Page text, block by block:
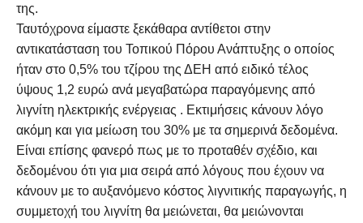
της.
Ταυτόχρονα είμαστε ξεκάθαρα αντίθετοι στην
αντικατάσταση του Τοπικού Πόρου Ανάπτυξης ο οποίος
ήταν στο 0,5% του τζίρου της ΔΕΗ από ειδικό τέλος
ύψους 1,2 ευρώ ανά μεγαβατώρα παραγόμενης από
λιγνίτη ηλεκτρικής ενέργειας . Εκτιμήσεις κάνουν λόγο
ακόμη και για μείωση του 30% με τα σημερινά δεδομένα.
Είναι επίσης φανερό πως με το προταθέν σχέδιο, και
δεδομένου ότι για μια σειρά από λόγους που έχουν να
κάνουν με το αυξανόμενο κόστος λιγνιτικής παραγωγής, η
συμμετοχή του λιγνίτη θα μειώνεται, θα μειώνονται